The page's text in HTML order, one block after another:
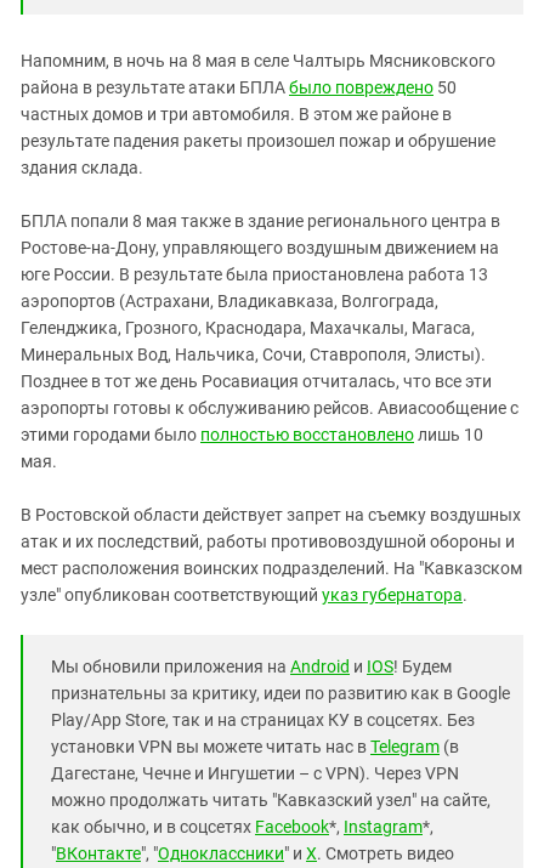
Напомним, в ночь на 8 мая в селе Чалтырь Мясниковского
района в результате атаки БПЛАбыло повреждено 50
частных домов и три автомобиля. В этом же районе в
результате падения ракеты произошел пожар и обрушение
здания склада.
БПЛА попали 8 мая также в здание регионального центра в
Ростове-на-Дону, управляющего воздушным движением на
юге России. В результате была приостановлена работа 13
аэропортов (Астрахани, Владикавказа, Волгограда,
Геленджика, Грозного, Краснодара, Махачкалы, Магаса,
Минеральных Вод, Нальчика, Сочи, Ставрополя, Элисты).
Позднее в тот же день Росавиация отчиталась, что все эти
аэропорты готовы к обслуживанию рейсов. Авиасообщение с
этими городами было полностью восстановлено лишь 10
мая.
В Ростовской области действует запрет на съемку воздушных
атак и их последствий, работы противовоздушной обороны и
мест расположения воинских подразделений. На "Кавказском
узле" опубликован соответствующий указ губернатора.
Мы обновили приложения на Android и IOS! Будем
признательны за критику, идеи по развитию как в Google
Play/App Store, так и на страницах КУ в соцсетях. Без
установки VPN вы можете читать нас вTelegram (в
Дагестане, Чечне и Ингушетии – с VPN). Через VPN
можно продолжать читать "Кавказский узел" на сайте,
как обычно, и в соцсетях Facebook*, Instagram*,
"ВКонтакте", "Одноклассники" и X. Смотреть видео